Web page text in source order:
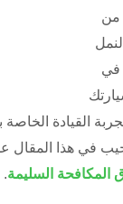
من
النمل
في
القيادة
في هذا المقال
المكافحة السليمة.